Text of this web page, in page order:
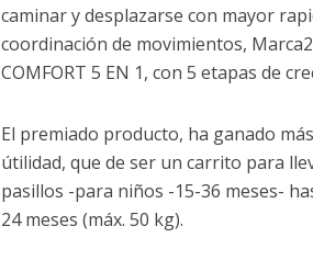
caminar y desplazarse con mayor
coordinación de movimientos,
COMFORT 5 EN 1, con 5 etapas de
El premiado producto, ha ganado
útilidad, que de ser un carrito para
pasillos -para niños -15-36 meses-
24 meses (máx. 50 kg).